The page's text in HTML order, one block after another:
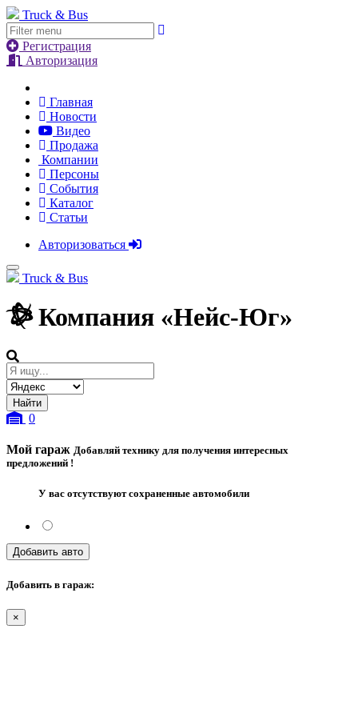
Truck & Bus
Регистрация
Авторизация
Главная
Новости
Видео
Продажа
Компании
Персоны
События
Каталог
Статьи
Авторизоваться
Truck & Bus
Компания «Нейс-Юг»
0
Мой гараж Добавляй технику для получения интересных
предложений !
У вас отсутствуют сохраненные автомобили
Добавить авто
Добавить в гараж:
×